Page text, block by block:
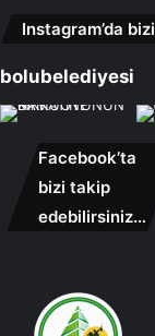
Instagram’da
bolubelediyesi
Facebook’ta
bizi takip
edebilirsiniz…